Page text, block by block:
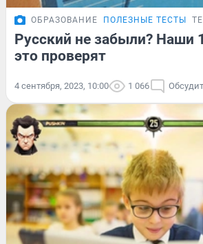
ОБРАЗОВАНИЕ ПОЛЕЗНЫЕ ТЕСТЫ
Русский не забыли? Наши
это проверят
4 сентября, 2023, 10:00 1 066